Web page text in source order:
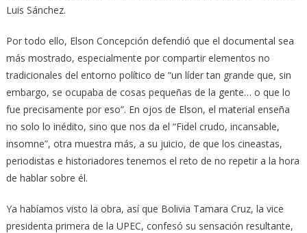
Luis Sánchez.
Por todo ello, Elson Concepción defendió que el documental sea
más mostrado, especialmente por compartir elementos no
tradicionales del entorno político de “un líder tan grande que, sin
embargo, se ocupaba de cosas pequeñas de la gente… o que lo
fue precisamente por eso”. En ojos de Elson, el material enseña
no solo lo inédito, sino que nos da el “Fidel crudo, incansable,
insomne”, otra muestra más, a su juicio, de que los cineastas,
periodistas e historiadores tenemos el reto de no repetir a la hora
de hablar sobre él.
Ya habíamos visto la obra, así que Bolivia Tamara Cruz, la vice
presidenta primera de la UPEC, confesó su sensación resultante,